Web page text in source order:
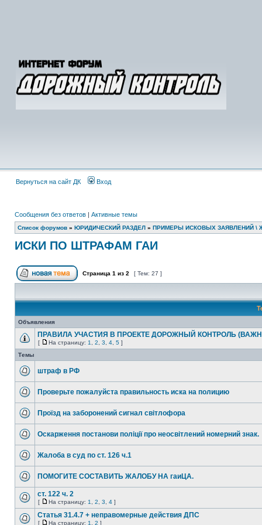
Вернуться на сайт ДК Вход
Сообщения без ответов | Активные темы
Список форумов » ЮРИДИЧЕСКИЙ РАЗДЕЛ » ПРИМЕРЫ ИСКОВЫХ ЗАЯВЛЕНИЙ \
ИСКИ ПО ШТРАФАМ ГАИ
Страница 1 из 2 [ Тем: 27 ]
Объявления
ПРАВИЛА УЧАСТИЯ В ПРОЕКТЕ ДОРОЖНЫЙ КОНТРОЛЬ
[ На страницу: 1 2 3 4 5 ]
Темы
штраф в РФ
Проверьте пожалуйста правильность иска на полицию
Проїзд на заборонений сигнал світлофора
Оскарження постанови поліції про неосвітлений номерний знак.
Жалоба в суд по ст. 126 ч.1
ПОМОГИТЕ СОСТАВИТЬ ЖАЛОБУ НА гаиЦА.
ст. 122 ч. 2
[ На страницу: 1 2 3 4 ]
Статья 31.4.7 + неправомерные действия ДПС
[ На страницу: 1 2 ]